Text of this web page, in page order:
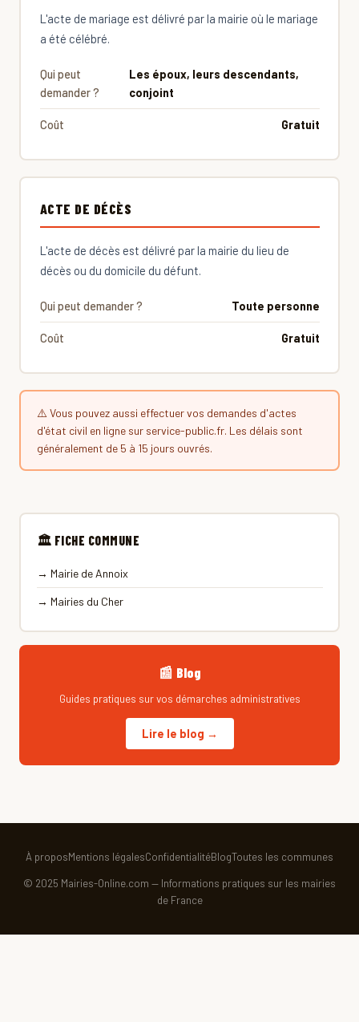
L'acte de mariage est délivré par la mairie où le mariage
a été célébré.
Qui peut
demander ?
Les époux, leurs descendants,
conjoint
Coût Gratuit
ACTE DE DÉCÈS
L'acte de décès est délivré par la mairie du lieu de
décès ou du domicile du défunt.
Qui peut demander ? Toute personne
Coût Gratuit
⚠️ Vous pouvez aussi effectuer vos demandes d'actes
d'état civil en ligne sur service-public.fr. Les délais sont
généralement de 5 à 15 jours ouvrés.
🏛 FICHE COMMUNE
→ Mairie de Annoix
→ Mairies du Cher
📰 Blog
Guides pratiques sur vos démarches administratives
Lire le blog →
À proposMentions légalesConfidentialitéBlogToutes les communes
© 2025 Mairies-Online.com — Informations pratiques sur les mairies
de France